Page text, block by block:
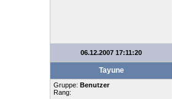
06.12.2007 17:11:20
Tayune
Gruppe: Benutzer
Rang: